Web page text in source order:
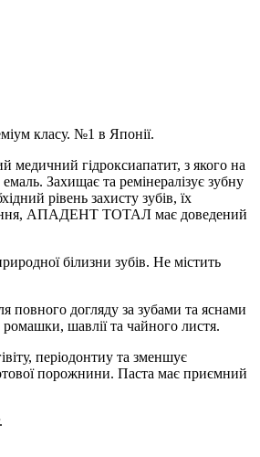
класу. №1 в Японії.
медичний гідроксиапатит, з якого на
Захищає та ремінералізує зубну
рівень захисту зубів, їх
АПАДЕНТ ТОТАЛ має доведений
білизни зубів. Не містить
повного догляду за зубами та яснами
шавлії та чайного листя.
періодонтиу та зменшує
порожнини. Паста має приємний